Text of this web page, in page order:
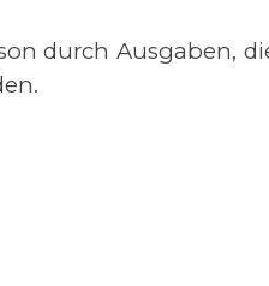
durch Ausgaben,